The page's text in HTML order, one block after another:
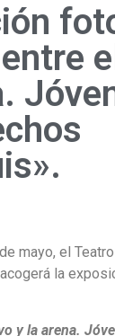
mayo, el
la
y la arena.